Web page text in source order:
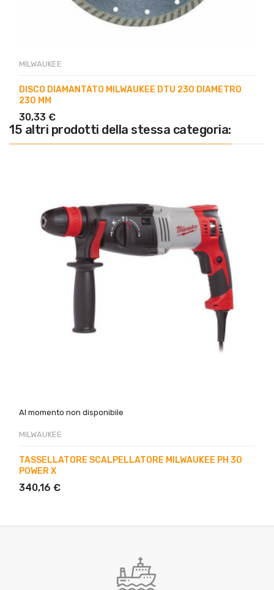
MILWAUKEE
DISCO DIAMANTATO MILWAUKEE DTU 230 DIAMETRO
230 MM
30,33 €
15 altri prodotti della stessa categoria:
Al momento non disponibile
MILWAUKEE
TASSELLATORE SCALPELLATORE MILWAUKEE PH 30
POWER X
340,16 €